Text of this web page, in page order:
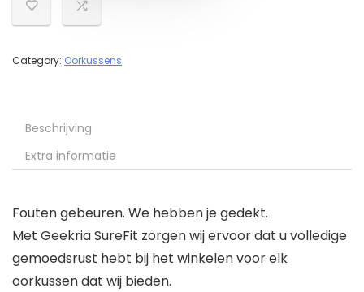
Category: Oorkussens
Beschrijving
Extra informatie
Fouten gebeuren. We hebben je gedekt.
Met Geekria SureFit zorgen wij ervoor dat u volledige
gemoedsrust hebt bij het winkelen voor elk
oorkussen dat wij bieden.